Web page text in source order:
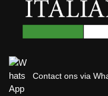
Contact ons via